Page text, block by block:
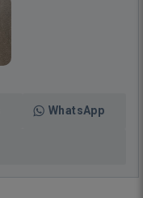
WhatsApp